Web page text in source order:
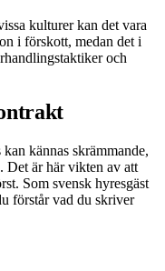
kulturer kan det vara
i förskott, medan det i
och
kännas skrämmande,
Det är här vikten av att
Som svensk hyresgäst
förstår vad du skriver